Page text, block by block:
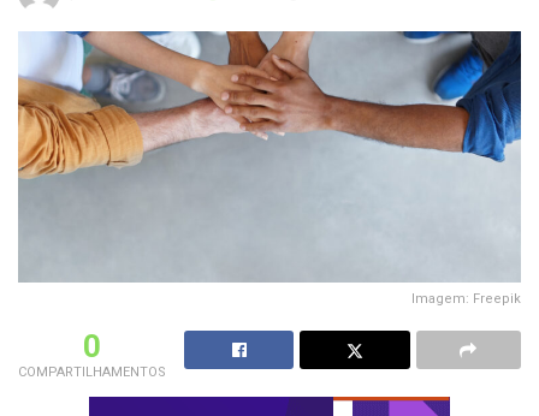
Imagem: Freepik
0
COMPARTILHAMENTOS